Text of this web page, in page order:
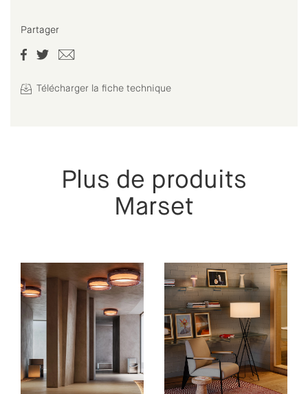
Partager
Télécharger la fiche technique
Plus de produits
Marset